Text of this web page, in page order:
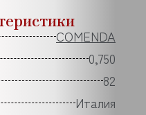
COMENDA
0,750
82
Италия